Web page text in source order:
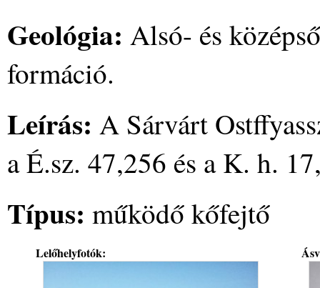
Geológia: Alsó- és
formáció.
Leírás: A Sárvárt
a É.sz. 47,256 és a K. h.
Típus: működő kőfejtő
Lelőhelyfotók: